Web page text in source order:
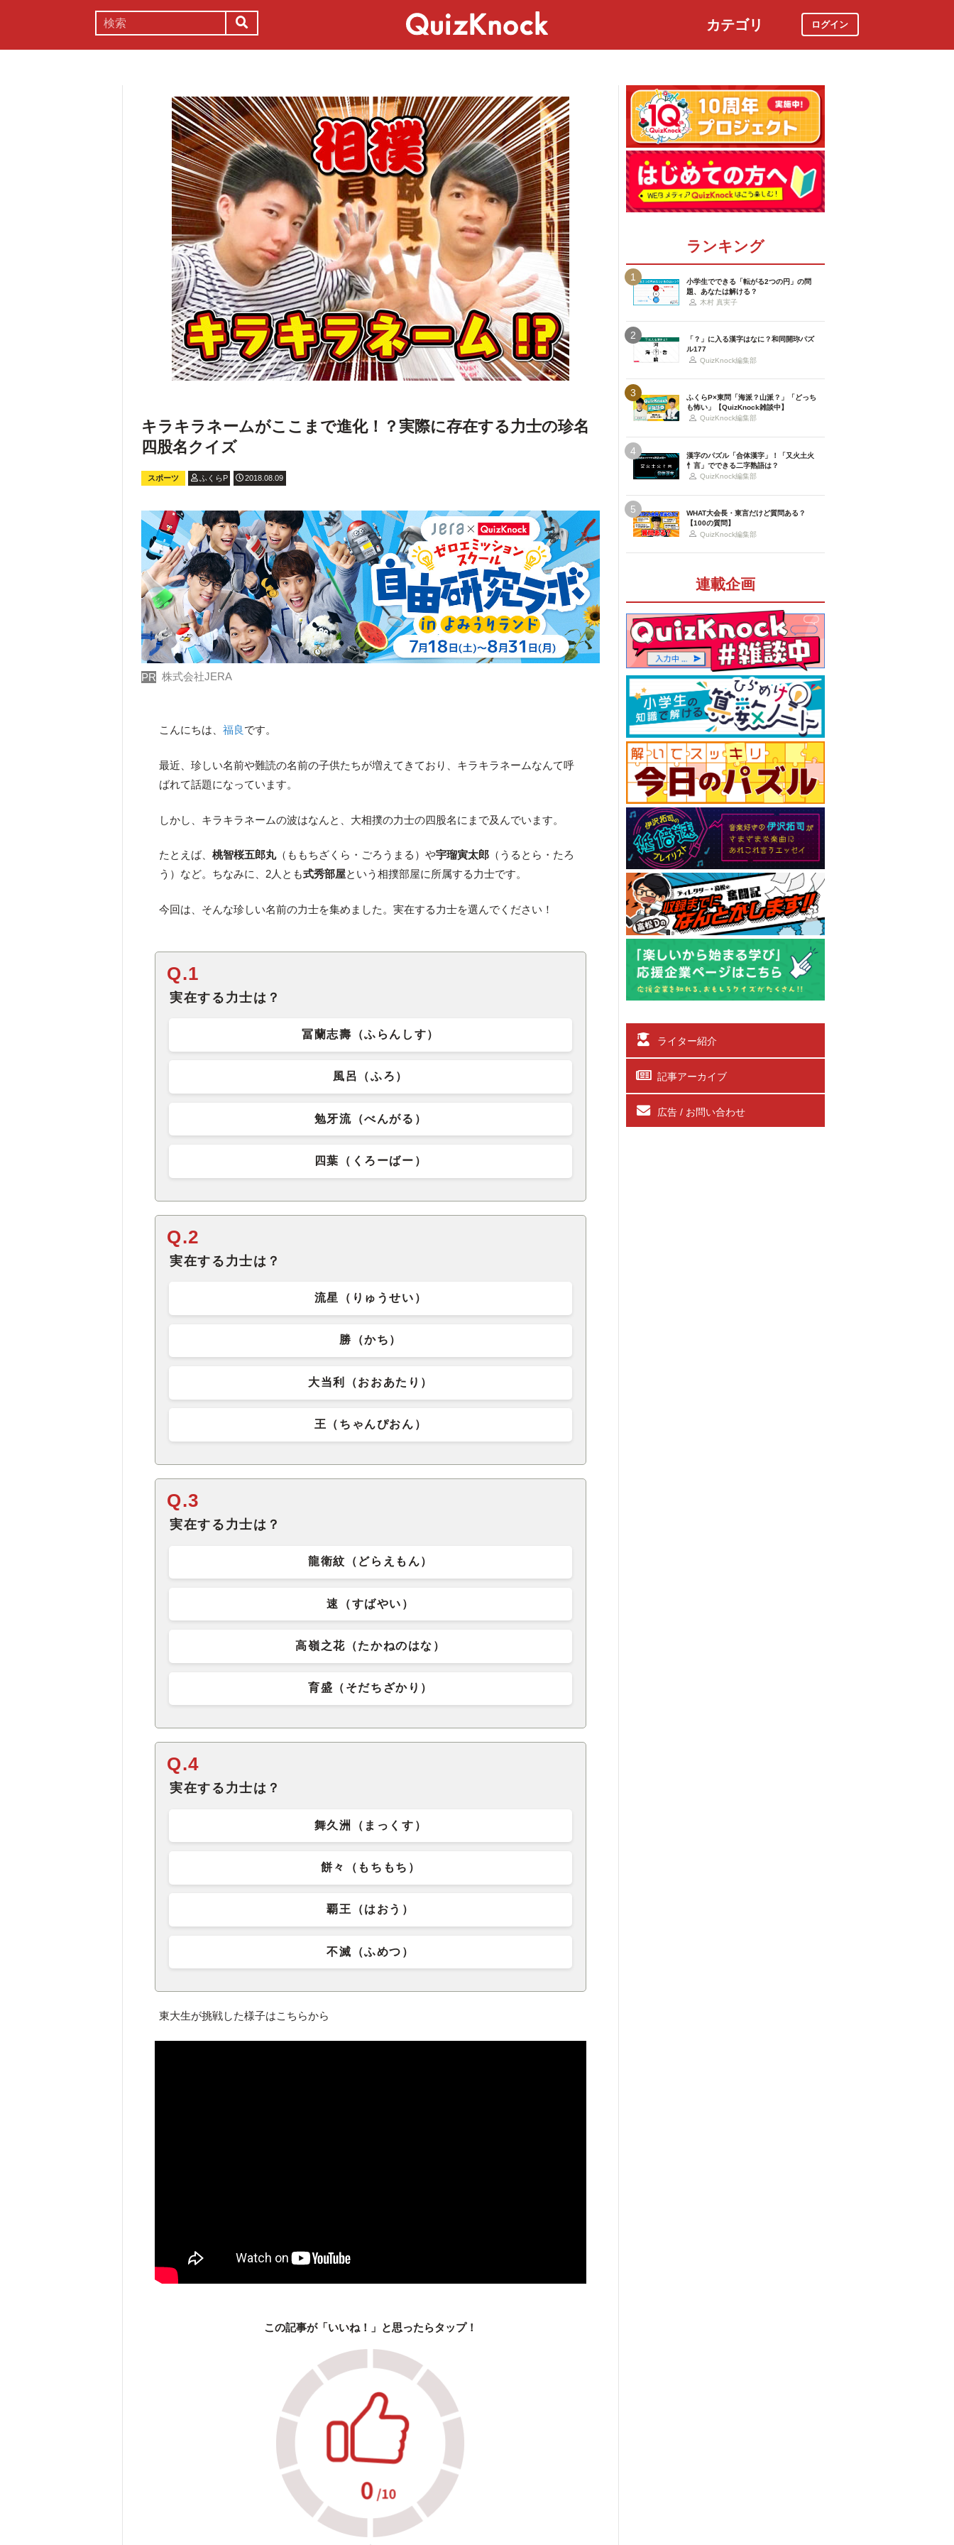
カテゴリ ログイン
キラキラネームがここまで進化！？実際に存在する力士の珍名
四股名クイズ
スポーツ ふくらP 2018.08.09
PR 株式会社JERA
こんにちは、福良です。
最近、珍しい名前や難読の名前の子供たちが増えてきており、キラキラネームなんて呼
ばれて話題になっています。
しかし、キラキラネームの波はなんと、大相撲の力士の四股名にまで及んでいます。
たとえば、桃智桜五郎丸（ももちざくら・ごろうまる）や宇瑠寅太郎 （うるとら・たろ
う）など。ちなみに、2人とも式秀部屋という相撲部屋に所属する力士です。
今回は、そんな珍しい名前の力士を集めました。実在する力士を選んでください！
Q.1
実在する力士は？
冨蘭志壽（ふらんしす）
風呂（ふろ）
勉牙流（べんがる）
四葉（くろーばー）
Q.2
実在する力士は？
流星（りゅうせい）
勝（かち）
大当利（おおあたり）
王（ちゃんぴおん）
Q.3
実在する力士は？
龍衛紋（どらえもん）
速（すばやい）
高嶺之花（たかねのはな）
育盛（そだちざかり）
Q.4
実在する力士は？
舞久洲（まっくす）
餅々（もちもち）
覇王（はおう）
不滅（ふめつ）
東大生が挑戦した様子はこちらから
この記事が「いいね！」と思ったらタップ！
ランキング
1
小学生でできる「転がる2つの円」の問
題、あなたは解ける？
木村 真実子
2
「？」に入る漢字はなに？和同開珎パズ
ル177
QuizKnock編集部
3
ふくらP×東問「海派？山派？」「どっち
も怖い」【QuizKnock雑談中】
QuizKnock編集部
4
漢字のパズル「合体漢字」！「又火土火
忄言」でできる二字熟語は？
QuizKnock編集部
5
WHAT大会長・東言だけど質問ある？
【100の質問】
QuizKnock編集部
連載企画
ライター紹介
記事アーカイブ
広告 / お問い合わせ